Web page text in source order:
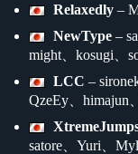
Relaxedly–
NewType–
might、kosugi、
LCC –
QzeEy、himajun
satore、Yuri、